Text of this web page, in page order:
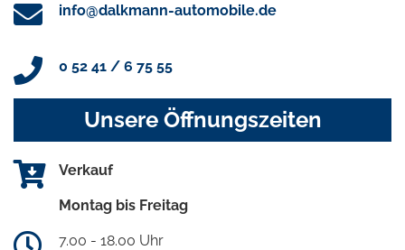
info@dalkmann-automobile.de
0 52 41 / 6 75 55
Unsere Öffnungszeiten
Verkauf
Montag bis Freitag
7.00 - 18.00 Uhr